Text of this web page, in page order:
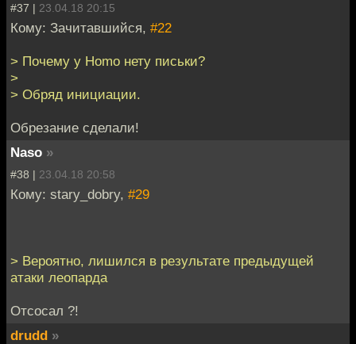
#37 | 23.04.18 20:15
Кому: Зачитавшийся, #22
> Почему у Homo нету письки?
>
> Обряд инициации.
Обрезание сделали!
Naso »
#38 | 23.04.18 20:58
Кому: stary_dobry, #29
> Вероятно, лишился в результате предыдущей
атаки леопарда
Отсосал ?!
drudd »